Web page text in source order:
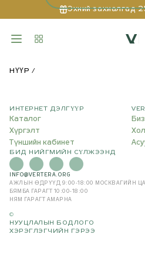
Эхний захиалгад
НҮҮР
ИНТЕРНЕТ ДЭЛГҮҮР
Каталог
Хүргэлт
Түншийн кабинет
БИД НИЙГМИЙН СҮЛЖЭЭНД
INFO@VERTERA.ORG
АЖЛЫН ӨДРҮҮД 9:00-18:00
МОСКВАГИЙН
БЯМБА ГАРАГТ 10:00-18:00
НЯМ ГАРАГТ АМАРНА
©
НУУЦЛАЛЫН БОДЛОГО
ХЭРЭГЛЭГЧИЙН ГЭРЭЭ